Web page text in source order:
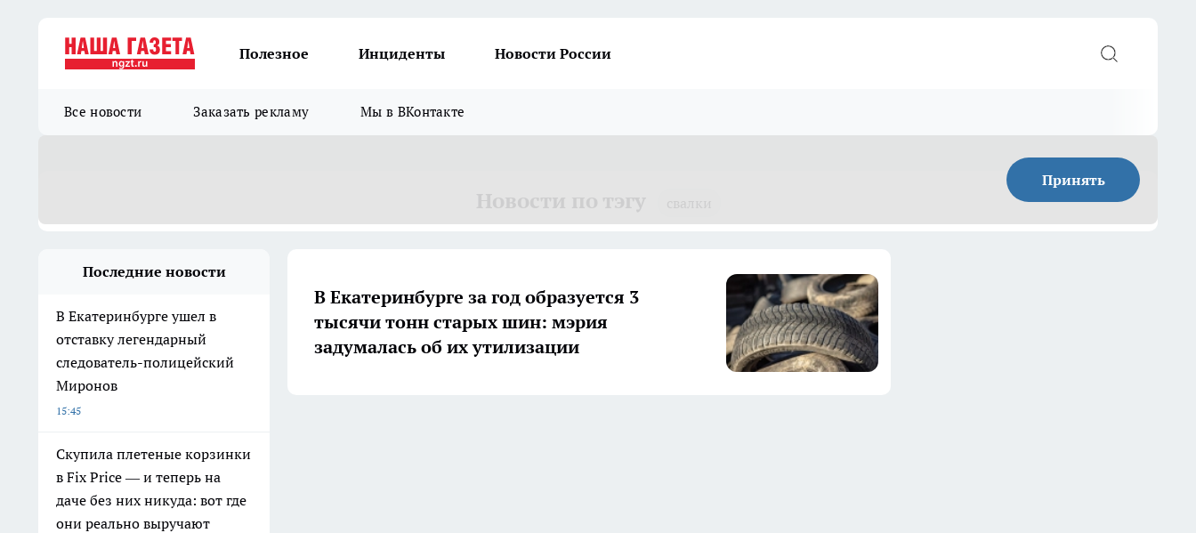
Полезное Инциденты Новости России
Все новости Заказать рекламу Мы в ВКонтакте
Принять
Последние новости
В Екатеринбурге ушел в
отставку легендарный
следователь-полицейский
Миронов
15:45
Скупила плетеные корзинки
в Fix Price — и теперь на
даче без них никуда: вот где
они реально выручают
В Екатеринбурге за год образуется 3
тысячи тонн старых шин: мэрия
задумалась об их утилизации